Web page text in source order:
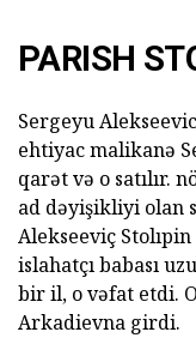
PARISH
Sergeyu
ehtiyac malikanə
qarət və o satılır.
ad dəyişikliyi olan
Alekseeviç
islahatçı babası
bir il, o vəfat etdi.
Arkadievna girdi.